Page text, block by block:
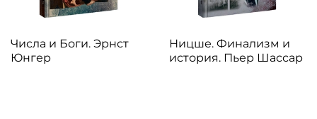
Числа и Боги. Эрнст
Юнгер
Ницше. Финализм и
история. Пьер Шассар